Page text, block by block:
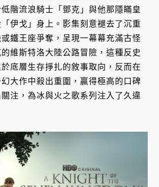
階流浪騎士「鄧克」與他那隱瞞皇
伊戈」身上。影集刻意褪去了沉重
鐵王座爭奪，呈現一幕幕充滿古怪
維斯特洛大陸公路冒險，這種反史
底層生存掙扎的敘事取向，反而在
大作中殺出重圍，贏得極高的口碑
注，為冰與火之歌系列注入了久違